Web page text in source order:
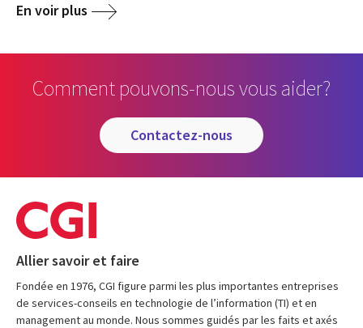
En voir plus
Comment pouvons-nous vous aider?
contactez-nous
Allier savoir et faire
Fondée en 1976, CGI figure parmi les plus importantes entreprises
de services-conseils en technologie de l’information (TI) et en
management au monde. Nous sommes guidés par les faits et axés